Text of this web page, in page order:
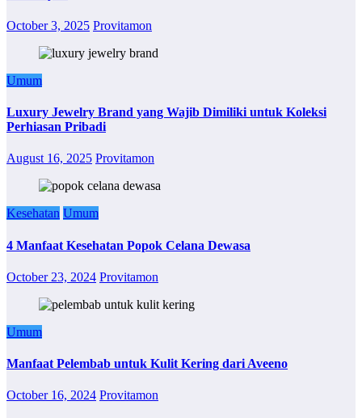
October 3, 2025 Provitamon
Umum
Luxury Jewelry Brand yang Wajib Dimiliki untuk Koleksi
Perhiasan Pribadi
August 16, 2025 Provitamon
Kesehatan Umum
4 Manfaat Kesehatan Popok Celana Dewasa
October 23, 2024 Provitamon
Umum
Manfaat Pelembab untuk Kulit Kering dari Aveeno
October 16, 2024 Provitamon